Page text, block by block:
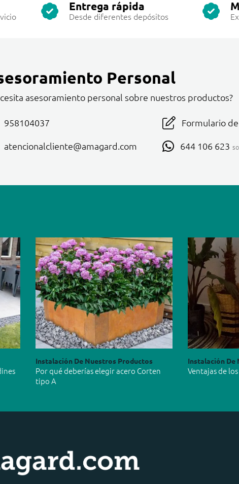
Entrega rápida
Desde diferentes depósitos
Personal
asesoramiento personal sobre nuestros productos?
958104037
atencionalcliente@amagard.com
Formulario
644 106 623
Instalación De Nuestros Productos
Por qué deberías elegir acero Corten
tipo A
Instalación De
Ventajas de